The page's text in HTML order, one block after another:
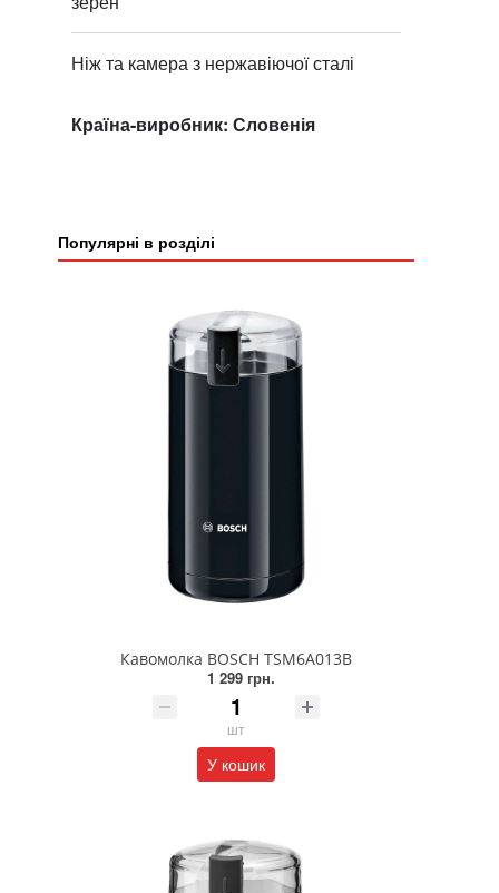
Ніж та камера з нержавіючої сталі
Країна-виробник: Словенія
Популярні в розділі
Кавомолка BOSCH TSM6A013B
1 299 грн.
шт
У кошик